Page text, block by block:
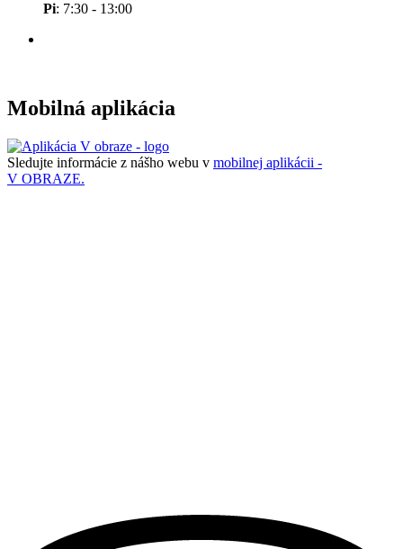
Pi: 7:30 - 13:00
Mobilná aplikácia
Sledujte informácie z nášho webu v mobilnej aplikácii -
V OBRAZE.